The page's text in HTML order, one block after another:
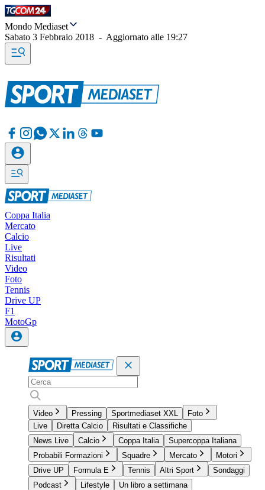
Mondo Mediaset
Sabato 3 Febbraio 2018 - Aggiornato alle 19:27
Coppa Italia
Mercato
Calcio
Live
Risultati
Video
Foto
Tennis
Drive UP
F1
MotoGp
Video Pressing Sportmediaset XXL
Foto
Live
Diretta Calcio
Risultati e Classifiche
News Live
Calcio Coppa Italia
Supercoppa Italiana
Probabili Formazioni
Squadre Mercato
Motori
Drive UP
Formula E Tennis Altri Sport
Sondaggi
Podcast
Lifestyle
Un libro a settimana